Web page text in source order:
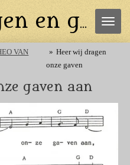
overwegingen en gebeden
VAN
» Heer wij dragen
onze gaven
gaven aan